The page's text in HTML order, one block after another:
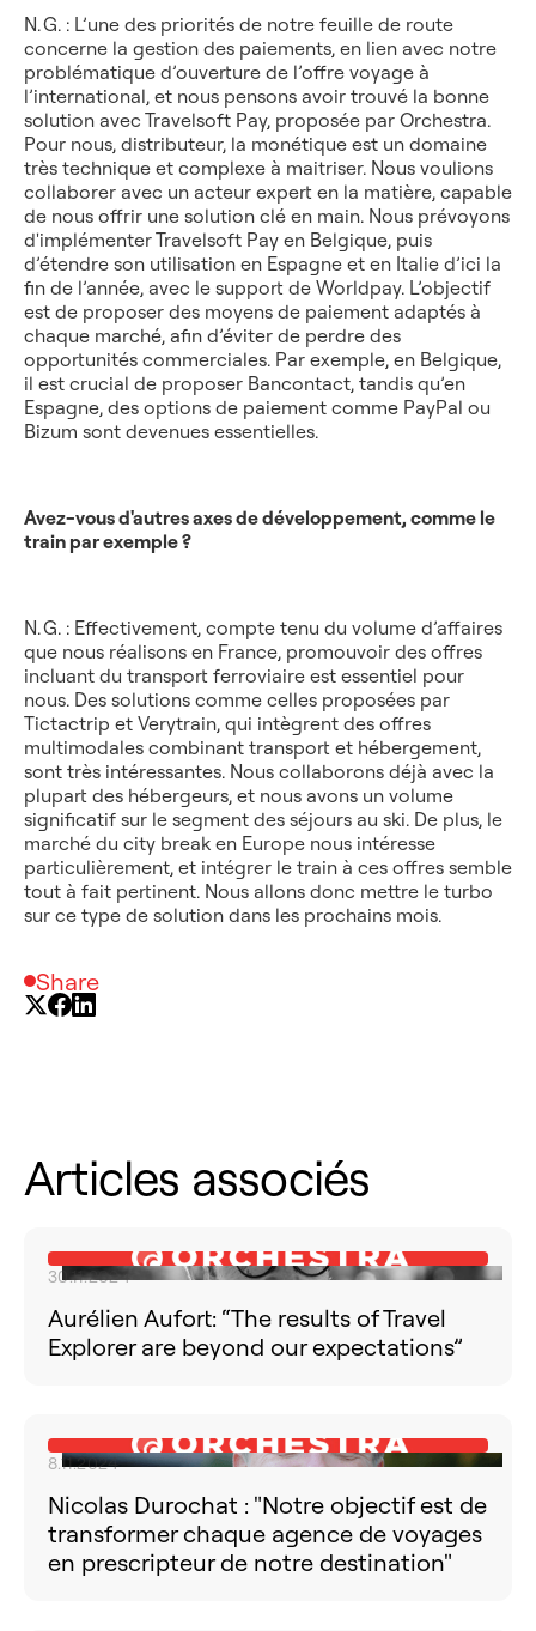
Share
N. G. : L’une des priorités de notre feuille de route
concerne la gestion des paiements, en lien avec notre
problématique d’ouverture de l’offre voyage à
l’international, et nous pensons avoir trouvé la bonne
solution avec Travelsoft Pay, proposée par Orchestra.
Pour nous, distributeur, la monétique est un domaine
très technique et complexe à maitriser. Nous voulions
collaborer avec un acteur expert en la matière, capable
de nous offrir une solution clé en main. Nous prévoyons
d'implémenter Travelsoft Pay en Belgique, puis
d’étendre son utilisation en Espagne et en Italie d’ici la
fin de l’année, avec le support de Worldpay. L’objectif
est de proposer des moyens de paiement adaptés à
chaque marché, afin d’éviter de perdre des
opportunités commerciales. Par exemple, en Belgique,
il est crucial de proposer Bancontact, tandis qu’en
Espagne, des options de paiement comme PayPal ou
Bizum sont devenues essentielles.
Avez-vous d'autres axes de développement, comme le
train par exemple ?
N. G. : Effectivement, compte tenu du volume d’affaires
que nous réalisons en France, promouvoir des offres
incluant du transport ferroviaire est essentiel pour
nous. Des solutions comme celles proposées par
Tictactrip et Verytrain, qui intègrent des offres
multimodales combinant transport et hébergement,
sont très intéressantes. Nous collaborons déjà avec la
plupart des hébergeurs, et nous avons un volume
significatif sur le segment des séjours au ski. De plus, le
marché du city break en Europe nous intéresse
particulièrement, et intégrer le train à ces offres semble
tout à fait pertinent. Nous allons donc mettre le turbo
sur ce type de solution dans les prochains mois.
Articles associés
30.11.2024
Aurélien Aufort: “The results of Travel
Explorer are beyond our expectations”
8.11.2024
Nicolas Durochat : "Notre objectif est de
transformer chaque agence de voyages
en prescripteur de notre destination"